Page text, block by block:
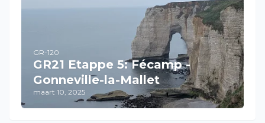
GR-120
GR21 Etappe 5: Fécamp -
Gonneville-la-Mallet
maart 10, 2025